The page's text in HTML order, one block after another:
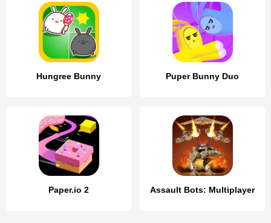
Hungree Bunny Puper Bunny Duo
Paper.io 2 Assault Bots: Multiplayer